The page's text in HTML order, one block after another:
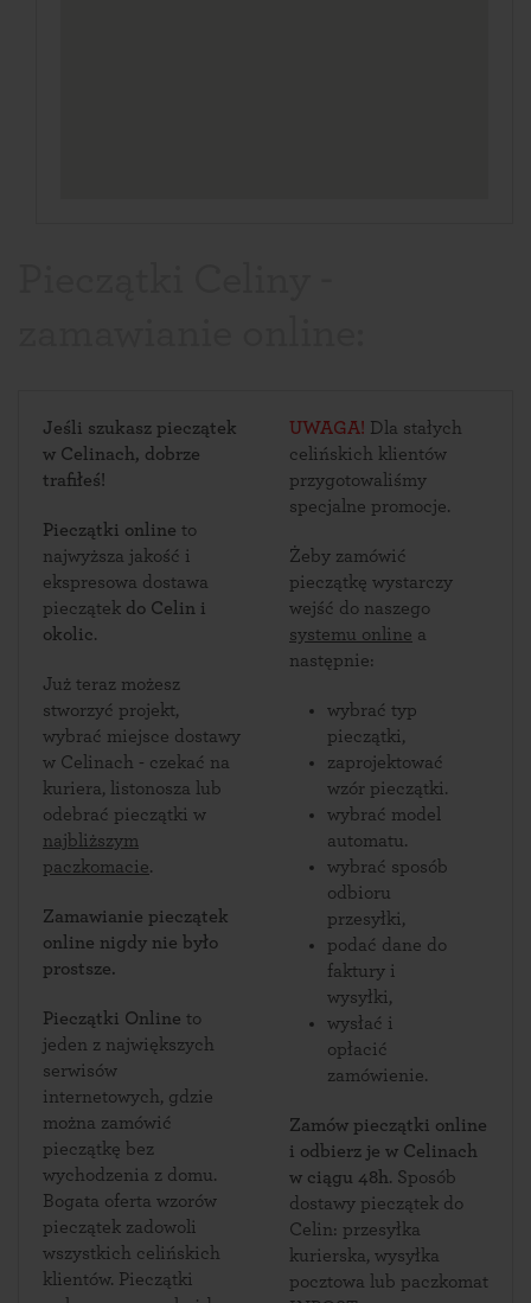
Jeśli szukasz pieczątek
w Celinach, dobrze
trafiłeś!
Pieczątki online to
najwyższa jakość i
ekspresowa dostawa
pieczątek do Celin i
okolic.
Już teraz możesz
stworzyć projekt,
wybrać miejsce dostawy
w Celinach - czekać na
kuriera, listonosza lub
odebrać pieczątki w
najbliższym
paczkomacie.
Zamawianie pieczątek
online nigdy nie było
prostsze.
Pieczątki Online to
jeden z największych
serwisów
internetowych, gdzie
można zamówić
pieczątkę bez
wychodzenia z domu.
Bogata oferta wzorów
pieczątek zadowoli
wszystkich celińskich
klientów. Pieczątki
UWAGA! Dla stałych
celińskich klientów
przygotowaliśmy
specjalne promocje.
Żeby zamówić
pieczątkę wystarczy
wejść do naszego
systemu online a
następnie:
wybrać typ
pieczątki,
zaprojektować
wzór pieczątki.
wybrać model
automatu.
wybrać sposób
odbioru
przesyłki,
podać dane do
faktury i
wysyłki,
wysłać i
opłacić
zamówienie.
Zamów pieczątki online
i odbierz je w Celinach
w ciągu 48h. Sposób
dostawy pieczątek do
Celin: przesyłka
kurierska, wysyłka
pocztowa lub paczkomat